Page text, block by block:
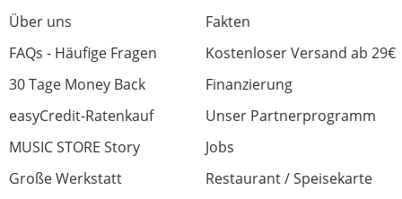
Über uns
Fakten
FAQs - Häufige Fragen
Kostenloser Versand ab 29€
30 Tage Money Back
Finanzierung
easyCredit-Ratenkauf
Unser Partnerprogramm
MUSIC STORE Story
Jobs
Große Werkstatt
Restaurant / Speisekarte